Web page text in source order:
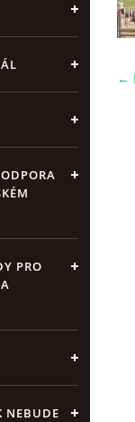
PRO
NEBUDE
←